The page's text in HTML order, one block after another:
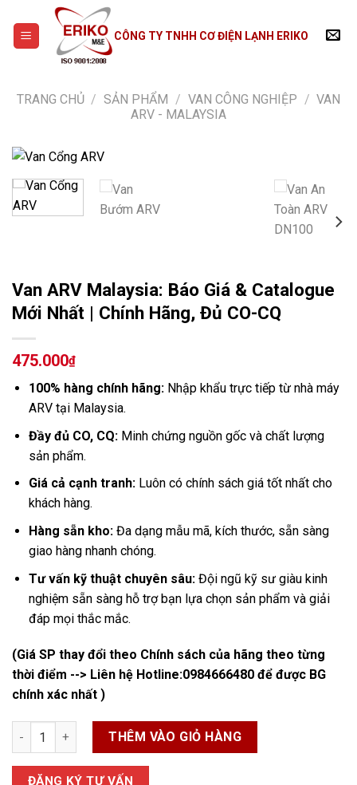
content
CÔNG TY TNHH CƠ ĐIỆN LẠNH ERIKO
TRANG CHỦ / SẢN PHẨM / VAN CÔNG NGHIỆP / VAN
ARV - MALAYSIA
Van ARV Malaysia: Báo Giá & Catalogue
Mới Nhất | Chính Hãng, Đủ CO-CQ
475.000₫
100% hàng chính hãng:Nhập khẩu trực tiếp từ nhà máy
ARV tại Malaysia.
Đầy đủ CO, CQ:Minh chứng nguồn gốc và chất lượng
sản phẩm.
Giá cả cạnh tranh:Luôn có chính sách giá tốt nhất cho
khách hàng.
Hàng sẵn kho:Đa dạng mẫu mã, kích thước, sẵn sàng
giao hàng nhanh chóng.
Tư vấn kỹ thuật chuyên sâu:Đội ngũ kỹ sư giàu kinh
nghiệm sẵn sàng hỗ trợ bạn lựa chọn sản phẩm và giải
đáp mọi thắc mắc.
(Giá SP thay đổi theo Chính sách của hãng theo từng
thời điểm --> Liên hệ Hotline:0984666480 để được BG
chính xác nhất )
Van ARV Malaysia: Báo Giá & Catalogue Mới Nhất | Chính
THÊM VÀO GIỎ HÀNG
ĐĂNG KÝ TƯ VẤN